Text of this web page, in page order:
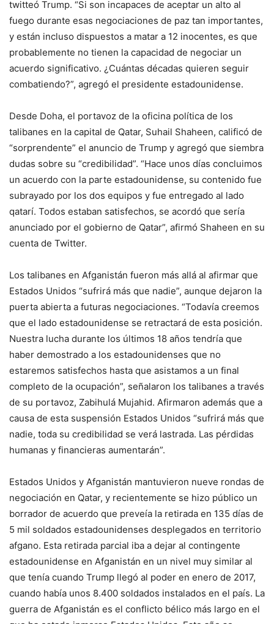
twitteó Trump. “Si son incapaces de aceptar un alto al
fuego durante esas negociaciones de paz tan importantes,
y están incluso dispuestos a matar a 12 inocentes, es que
probablemente no tienen la capacidad de negociar un
acuerdo significativo. ¿Cuántas décadas quieren seguir
combatiendo?”, agregó el presidente estadounidense.
Desde Doha, el portavoz de la oficina política de los
talibanes en la capital de Qatar, Suhail Shaheen, calificó de
“sorprendente” el anuncio de Trump y agregó que siembra
dudas sobre su “credibilidad”. “Hace unos días concluimos
un acuerdo con la parte estadounidense, su contenido fue
subrayado por los dos equipos y fue entregado al lado
qatarí. Todos estaban satisfechos, se acordó que sería
anunciado por el gobierno de Qatar”, afirmó Shaheen en su
cuenta de Twitter.
Los talibanes en Afganistán fueron más allá al afirmar que
Estados Unidos “sufrirá más que nadie”, aunque dejaron la
puerta abierta a futuras negociaciones. “Todavía creemos
que el lado estadounidense se retractará de esta posición.
Nuestra lucha durante los últimos 18 años tendría que
haber demostrado a los estadounidenses que no
estaremos satisfechos hasta que asistamos a un final
completo de la ocupación”, señalaron los talibanes a través
de su portavoz, Zabihulá Mujahid. Afirmaron además que a
causa de esta suspensión Estados Unidos “sufrirá más que
nadie, toda su credibilidad se verá lastrada. Las pérdidas
humanas y financieras aumentarán”.
Estados Unidos y Afganistán mantuvieron nueve rondas de
negociación en Qatar, y recientemente se hizo público un
borrador de acuerdo que preveía la retirada en 135 días de
5 mil soldados estadounidenses desplegados en territorio
afgano. Esta retirada parcial iba a dejar al contingente
estadounidense en Afganistán en un nivel muy similar al
que tenía cuando Trump llegó al poder en enero de 2017,
cuando había unos 8.400 soldados instalados en el país. La
guerra de Afganistán es el conflicto bélico más largo en el